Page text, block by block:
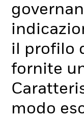
il profilo
fornite
modo